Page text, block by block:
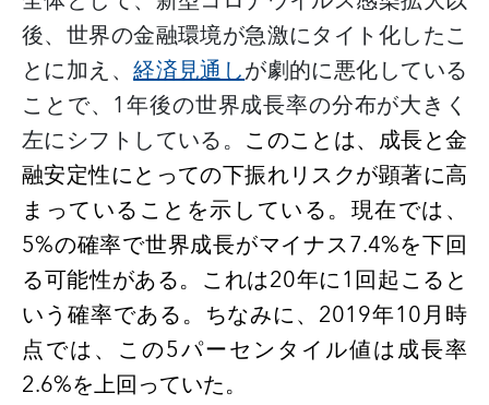
後、世界の金融環境が急激にタイト化したこ
とに加え、経済見通しが劇的に悪化している
ことで、 1年後の世界成長率の分布が大きく
左にシフトしている。 このことは、成長と金
融安定性にとっての下振れリスクが顕著に高
まっていることを示している。現在では、
5%の確率で世界成長がマイナス7.4%を下回
る可能性がある。これは20年に1回起こると
いう確率である。ちなみに、 2019年10月時
点では、この5パーセンタイル値は成長率
2.6%を上回っていた。